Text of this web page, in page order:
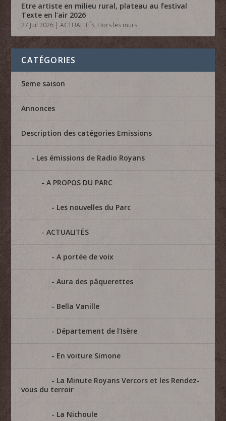
Etre artiste en milieu rural, plateau au festival
Texte en l’air 2026
27 Juil 2026 |ACTUALITÉS, Hors les murs
CATÉGORIES
5eme saison
Annonces
Description des catégories Emissions
Les émissions de Radio Royans
A PROPOS DU PARC
Les nouvelles du Parc
ACTUALITÉS
A portée de voix
Aura des pâquerettes
Bella Vanille
Département de l'Isère
En voiture Simone
La Minute Royans Vercors et les Rendez-
vous du terroir
La Nichoule